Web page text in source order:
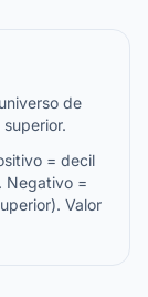
de
= decil
Negativo =
Valor